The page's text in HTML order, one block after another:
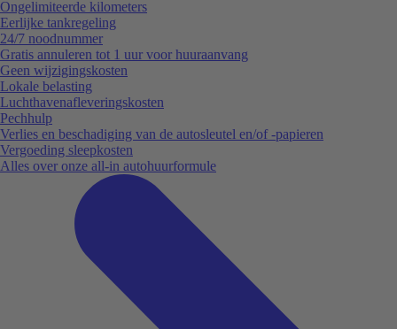
Ongelimiteerde kilometers
Eerlijke tankregeling
24/7 noodnummer
Gratis annuleren tot 1 uur voor huuraanvang
Geen wijzigingskosten
Lokale belasting
Luchthavenafleveringskosten
Pechhulp
Verlies en beschadiging van de autosleutel en/of -papieren
Vergoeding sleepkosten
Alles over onze all-in autohuurformule